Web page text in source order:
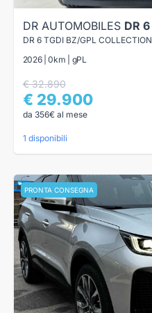
DR AUTOMOBILES DR 6
DR 6 TGDI BZ/GPL COLLECTION
2026 | 0km | gPL
€ 32.890
€ 29.900
da 356€ al mese
1 disponibili
PRONTA CONSEGNA